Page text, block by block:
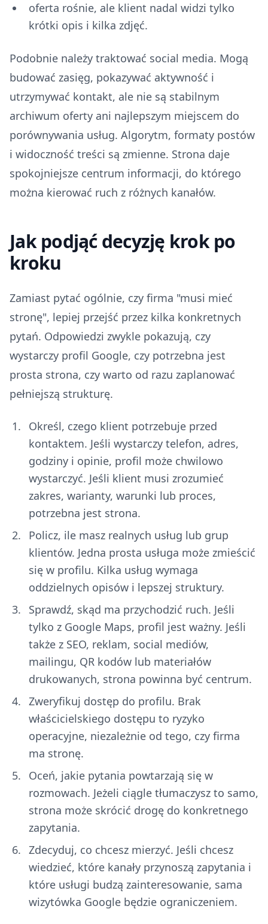
oferta rośnie, ale klient nadal widzi tylko
krótki opis i kilka zdjęć.
Podobnie należy traktować social media. Mogą
budować zasięg, pokazywać aktywność i
utrzymywać kontakt, ale nie są stabilnym
archiwum oferty ani najlepszym miejscem do
porównywania usług. Algorytm, formaty postów
i widoczność treści są zmienne. Strona daje
spokojniejsze centrum informacji, do którego
można kierować ruch z różnych kanałów.
Jak podjąć decyzję krok po
kroku
Zamiast pytać ogólnie, czy firma "musi mieć
stronę", lepiej przejść przez kilka konkretnych
pytań. Odpowiedzi zwykle pokazują, czy
wystarczy profil Google, czy potrzebna jest
prosta strona, czy warto od razu zaplanować
pełniejszą strukturę.
Określ, czego klient potrzebuje przed
kontaktem. Jeśli wystarczy telefon, adres,
godziny i opinie, profil może chwilowo
wystarczyć. Jeśli klient musi zrozumieć
zakres, warianty, warunki lub proces,
potrzebna jest strona.
Policz, ile masz realnych usług lub grup
klientów. Jedna prosta usługa może zmieścić
się w profilu. Kilka usług wymaga
oddzielnych opisów i lepszej struktury.
Sprawdź, skąd ma przychodzić ruch. Jeśli
tylko z Google Maps, profil jest ważny. Jeśli
także z SEO, reklam, social mediów,
mailingu, QR kodów lub materiałów
drukowanych, strona powinna być centrum.
Zweryfikuj dostęp do profilu. Brak
właścicielskiego dostępu to ryzyko
operacyjne, niezależnie od tego, czy firma
ma stronę.
Oceń, jakie pytania powtarzają się w
rozmowach. Jeżeli ciągle tłumaczysz to samo,
strona może skrócić drogę do konkretnego
zapytania.
Zdecyduj, co chcesz mierzyć. Jeśli chcesz
wiedzieć, które kanały przynoszą zapytania i
które usługi budzą zainteresowanie, sama
wizytówka Google będzie ograniczeniem.